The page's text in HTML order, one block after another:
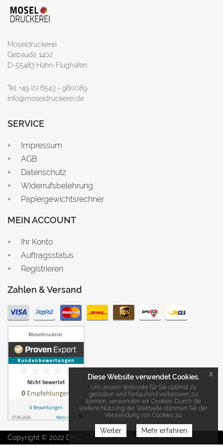
Moseldruckerei
Gebäude 1402
D-55483 Hahn-Flughafen
Tel: +49 (0) 6543 - 980089
info@moseldruckerei.de
SERVICE
Impressum
AGB
Datenschutz
Widerrufsbelehrung
Papiergewichtsrechner
MEIN ACCOUNT
Ihr Konto
Auftragsstatus
Registrieren
Zahlen & Versand
Copyright © 2022 DMC
Diese Website verwendet Cookies.
Um unsere Webseite für Sie optimal zu
gestalten und fortlaufend verbessern zu
können, verwenden wir Cookies. Durch die
weitere Nutzung der Webseite stimmen Sie der
Verwendung von Cookies zu.
Weiter Mehr erfahren
x